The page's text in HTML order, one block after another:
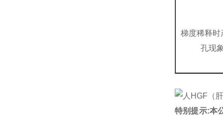
梯度稀释时
孔现
特别提示:本